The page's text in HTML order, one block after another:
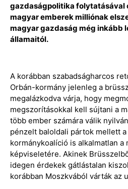
gazdaságpolitika folytatásával
magyar emberek milliónak
magyar gazdaság még inkább
államaitól.
A korábban szabadságharcos
Orbán-kormány jelenleg a
megalázkodva várja, hogy
megszorításokkal kell sújtani a
több ember számára válik
pénzelt baloldali pártok mellett
kormánykoalíció is alkalmatlan
képviseletére. Akinek
idegen érdekek gátlástalan
korábban Moszkvából várták az